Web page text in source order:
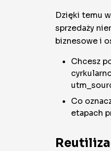
Dzięki temu
sprzedaży
biznesowe i
Chcesz
Co
etapach